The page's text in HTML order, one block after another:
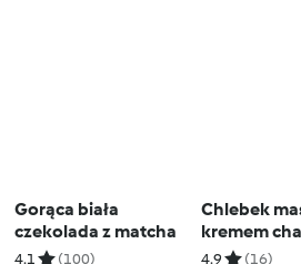
Gorąca biała
czekolada z matcha
4.1 (100)
Chlebek
kremem
sosem
4.9 (16)